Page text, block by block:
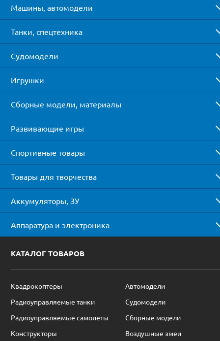
Машины, автомодели
Танки, спецтехника
Судомодели
Игрушки
Сборные модели, материалы
Развивающие игры
Спортивные товары
Товары для творчества
Аккумуляторы, ЗУ
Аппаратура и электроника
КАТАЛОГ ТОВАРОВ
Квадрокоптеры
Автомодели
Радиоуправляемые танки
Судомодели
Радиоуправляемые самолеты
Сборные модели
Конструкторы
Воздушные змеи